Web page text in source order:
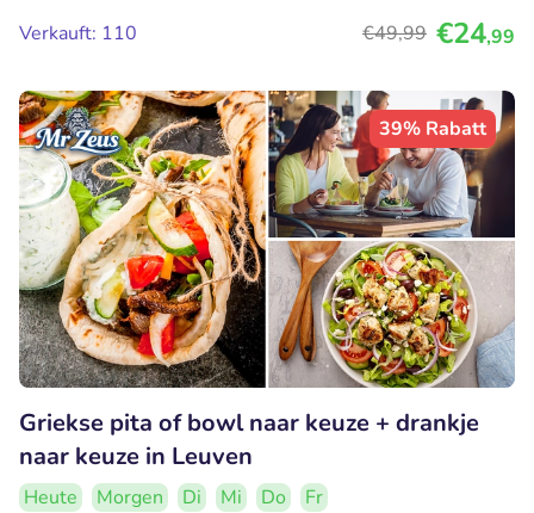
Verkauft: 110
€49,99 €24,99
39% Rabatt
Griekse pita of bowl naar keuze + drankje
naar keuze in Leuven
Heute Morgen Di Mi Do
Fr